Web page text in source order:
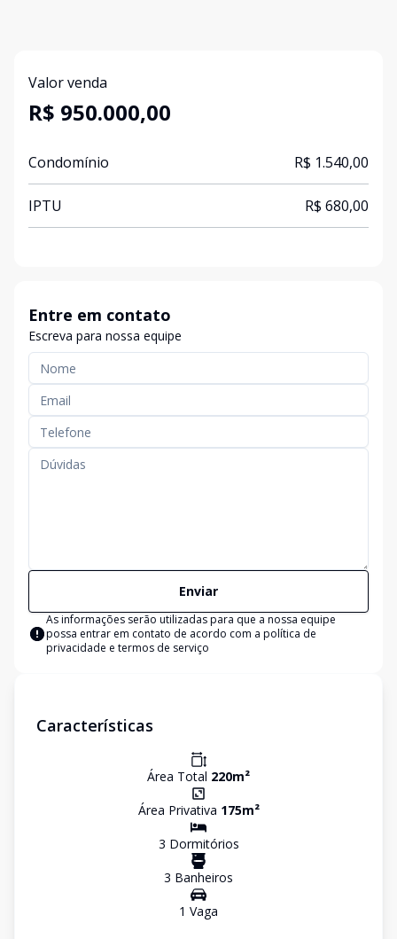
Valor venda
R$ 950.000,00
Condomínio R$ 1.540,00
IPTU R$ 680,00
Entre em contato
Escreva para nossa equipe
Enviar
As informações serão utilizadas para que a nossa equipe
possa entrar em contato de acordo com a política de
privacidade e termos de serviço
Características
Área Total 220m²
Área Privativa 175m²
3 Dormitórios
3 Banheiros
1 Vaga